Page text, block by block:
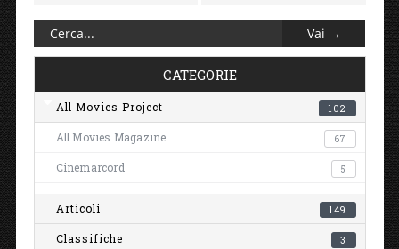
CATEGORIE
All Movies Project 102
All Movies Magazine 67
Cinemarcord 5
Articoli 149
Classifiche 3